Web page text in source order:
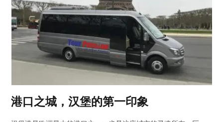
港口之城，汉堡的第一印象